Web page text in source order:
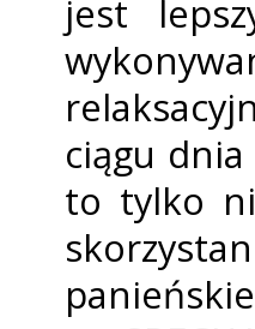
jest
ciągu
to tylko